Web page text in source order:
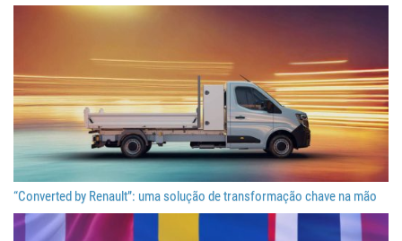
“Converted by Renault”: uma solução de transformação chave na mão